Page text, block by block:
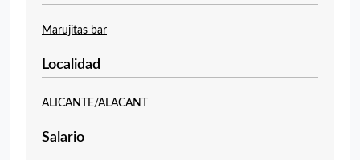
Marujitas bar
Localidad
ALICANTE/ALACANT
Salario